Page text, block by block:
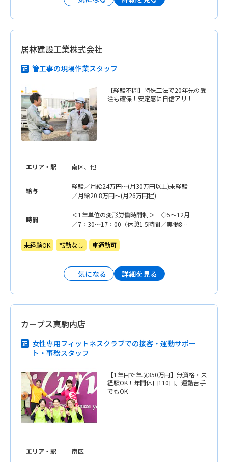
「真駒内駅」から送迎あり
居林建設工業株式会社
管工事の現場作業スタッフ
【経験不問】特殊工法で20年先の受
注も確保！安定感に自信アリ！
エリア・駅 南区、他
給与
経験／月給24万円〜(月30万円以上)未経験
／月給20.8万円〜(月26万円程)
時間
＜1年単位の変形労働時間制＞ ◇5〜12月
／7：30〜17：00（休憩1.5時間／実働8時
時間／実働7.5時間）
未経験OK 転勤なし 車通勤可
気になる 詳細を見る
カーブス真駒内店
女性専用フィットネスクラブでの接客・運動サポー
ト・事務スタッフ
【1年目で年収350万円】無資格・未
経験OK！年間休日110日。運動苦手
でもOK
エリア・駅 南区